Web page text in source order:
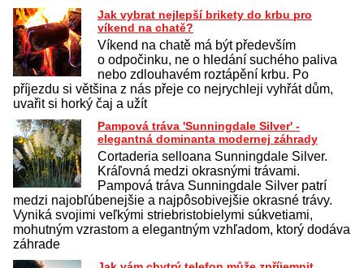
Jak vybrat nejlepší brikety do krbu pro
víkend na chatě?
Víkend na chatě má být především
o odpočinku, ne o hledání suchého paliva
nebo zdlouhavém roztápění krbu. Po
příjezdu si většina z nás přeje co nejrychleji vyhřát dům,
uvařit si horký čaj a užít
Pampová tráva 'Sunningdale Silver' -
elegantná dominanta modernej záhrady
Cortaderia selloana Sunningdale Silver.
Kráľovná medzi okrasnými trávami.
Pampová tráva Sunningdale Silver patrí
medzi najobľúbenejšie a najpôsobivejšie okrasné trávy.
Vyniká svojimi veľkými striebristobielymi súkvetiami,
mohutným vzrastom a elegantným vzhľadom, ktorý dodáva
záhrade